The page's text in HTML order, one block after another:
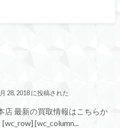
28, 2018 に投稿された
店 最新の買取情報はこちらか
[wc_column...